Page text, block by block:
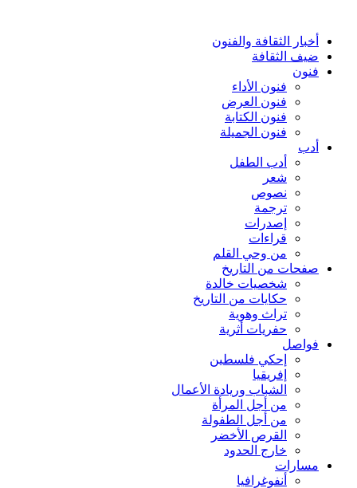
أخبار الثقافة والفنون
ضيف الثقافة
فنون
فنون الأداء
فنون العرض
فنون الكتابة
فنون الجميلة
أدب
أدب الطفل
شعر
نصوص
ترجمة
إصدرات
قراءات
من وحي القلم
صفحات من التاريخ
شخصيات خالدة
حكايات من التاريخ
تراث وهوية
حفريات أثرية
فواصل
إحكي فلسطين
إفريقيا
الشباب وريادة الأعمال
من أجل المرأة
من أجل الطفولة
القرص الأخضر
خارج الحدود
مسارات
أنفوغرافيا